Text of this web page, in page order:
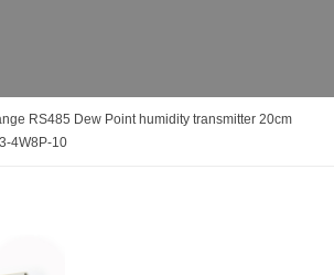
RS485 Dew Point humidity transmitter 20cm
4W8P-10